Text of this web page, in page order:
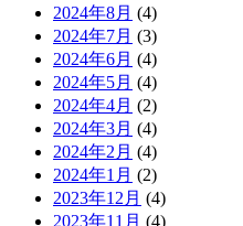
2024年8月 (4)
2024年7月 (3)
2024年6月 (4)
2024年5月 (4)
2024年4月 (2)
2024年3月 (4)
2024年2月 (4)
2024年1月 (2)
2023年12月 (4)
2023年11月 (4)